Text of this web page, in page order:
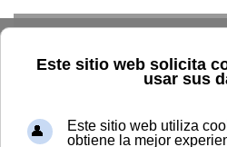
Inicio Estudiar Oferta